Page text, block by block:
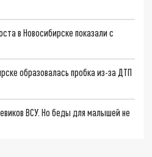
в Новосибирске показали с
образовалась пробка из-за ДТП
ВСУ. Но беды для малышей не